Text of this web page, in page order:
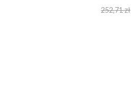
252,71zł